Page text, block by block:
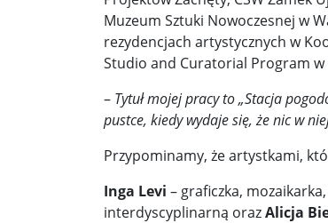
Muzeum Sztuki Nowoczesnej w
rezydencjach artystycznych w
Studio and Curatorial Program w
– Tytuł mojej pracy to „Stacja
pustce, kiedy wydaje się, że nic w
Przypominamy, że artystkami,
Inga Levi – graficzka,
interdyscyplinarną orazAlicja